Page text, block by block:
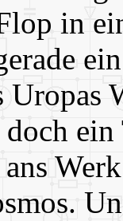
in
doch